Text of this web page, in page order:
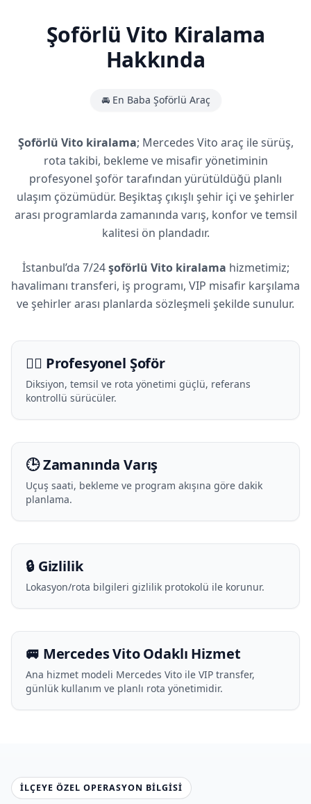
Şoförlü Vito Kiralama
Hakkında
🚘 En Baba Şoförlü Araç
Şoförlü Vito kiralama; Mercedes Vito araç ile sürüş,
rota takibi, bekleme ve misafir yönetiminin
profesyonel şoför tarafından yürütüldüğü planlı
ulaşım çözümüdür. Beşiktaş çıkışlı şehir içi ve şehirler
arası programlarda zamanında varış, konfor ve temsil
kalitesi ön plandadır.
İstanbul’da 7/24şoförlü Vito kiralama hizmetimiz;
havalimanı transferi, iş programı, VIP misafir karşılama
ve şehirler arası planlarda sözleşmeli şekilde sunulur.
🧑‍✈️ Profesyonel Şoför
Diksiyon, temsil ve rota yönetimi güçlü, referans
kontrollü sürücüler.
🕒 Zamanında Varış
Uçuş saati, bekleme ve program akışına göre dakik
planlama.
🔒 Gizlilik
Lokasyon/rota bilgileri gizlilik protokolü ile korunur.
🚐 Mercedes Vito Odaklı Hizmet
Ana hizmet modeli Mercedes Vito ile VIP transfer,
günlük kullanım ve planlı rota yönetimidir.
İLÇEYE ÖZEL OPERASYON BILGISI